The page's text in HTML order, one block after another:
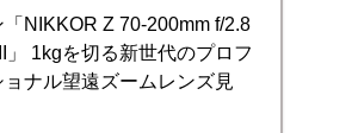
「NIKKOR Z 70-200mm f/2.8
」 1kgを切る新世代のプロフ
ョナル望遠ズームレンズ見